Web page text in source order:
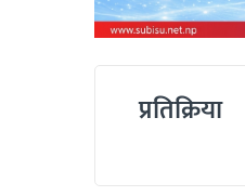
प्रतिक्रिया